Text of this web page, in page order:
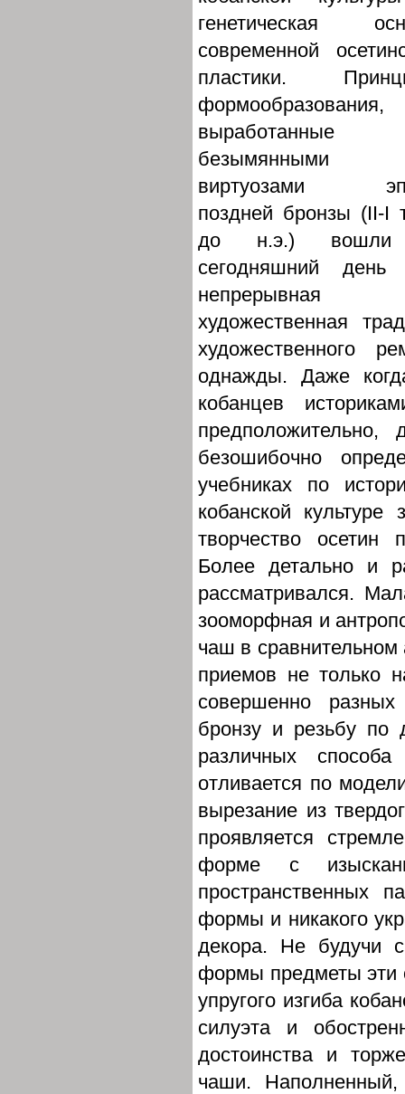
генетическая
современной
пластики.
формообразования,
выработанные
безымянными
виртуозами
поздней бронзы (II-I
до н.э.)
сегодняшний день
непрерывная
художественная
художественного
однажды. Даже
кобанцев
безошибочно
учебниках по
кобанской культуре
творчество осетин
Более детально и
рассматривался.
зооморфная и
чаш в
приемов не только
совершенно
бронзу и резьбу по
различных
отливается по
вырезание из
проявляется
форме с
пространственных
формы и никакого
декора. Не будучи
формы предметы эти
упругого изгиба
силуэта и
достоинства и
чаши.